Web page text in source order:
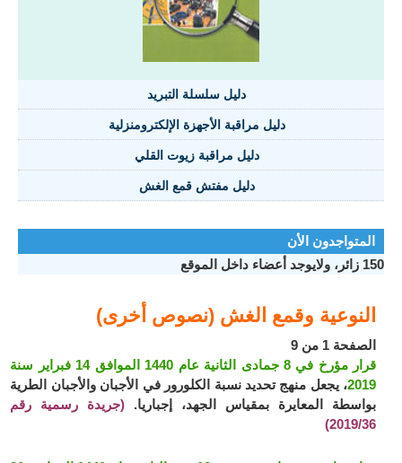
دليل سلسلة التبريد
دليل مراقبة الأجهزة الإلكترومنزلية
دليل مراقبة زيوت القلي
دليل مفتش قمع الغش
المتواجدون الأن
150 زائر، ولايوجد أعضاء داخل الموقع
النوعية وقمع الغش (نصوص أخرى)
الصفحة 1 من 9
قرار مؤرخ في 8 جمادى الثانية عام 1440 الموافق 14 فبراير سنة
2019، يجعل منهج تحديد نسبة الكلورور في الأجبان والأجبان الطرية
بواسطة المعايرة بمقياس الجهد، إجباريا. (جريدة رسمية رقم
2019/36)